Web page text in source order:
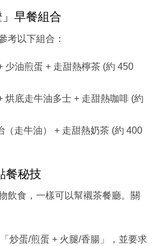
早餐組合
考以下組合：
少油煎蛋 + 走甜熱檸茶 (約 450
烘底走牛油多士 + 走甜熱咖啡 (約
（走牛油） + 走甜熱奶茶 (約 400
餐秘技
飲食，一樣可以幫襯茶餐廳。關
炒蛋/煎蛋 + 火腿/香腸」，並要求